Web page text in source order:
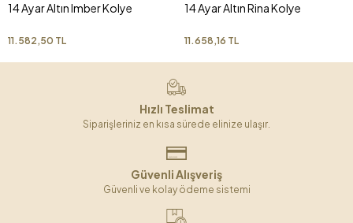
14 Ayar Altın Imber Kolye
11.582,50 TL
14 Ayar Altın Rina Kolye
11.658,16 TL
Hızlı Teslimat
Siparişleriniz en kısa sürede elinize ulaşır.
Güvenli Alışveriş
Güvenli ve kolay ödeme sistemi